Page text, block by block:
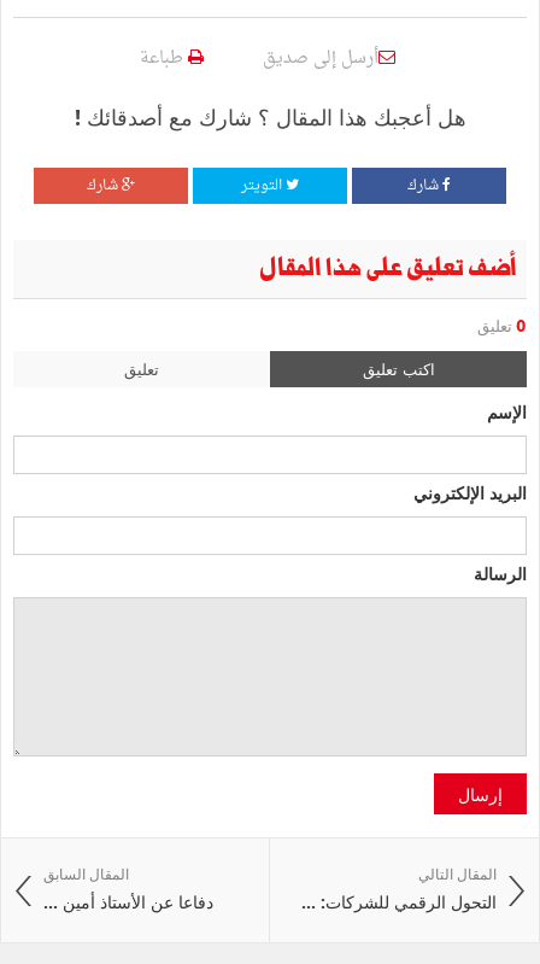
أرسل إلى صديق طباعة
هل أعجبك هذا المقال ؟ شارك مع أصدقائك !
شارك التويتر شارك
أضف تعليق على هذا المقال
0 تعليق
اكتب تعليق تعليق
الإسم
البريد الإلكتروني
الرسالة
إرسال
المقال السابق
دفاعا عن الأستاذ أمين ...
المقال التالي
التحول الرقمي للشركات: ...